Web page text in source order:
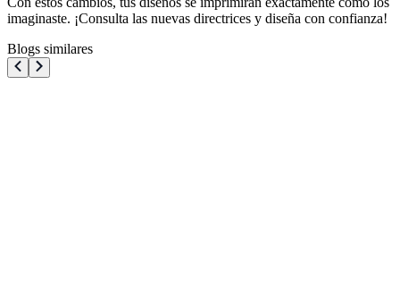
imaginaste. ¡Consulta las nuevas directrices y diseña con confianza!
Blogs similares